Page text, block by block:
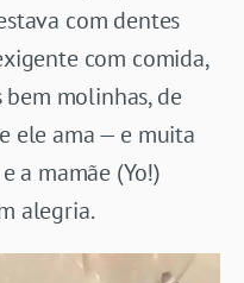
com dentes
com comida,
molinhas, de
ele ama — e muita
a mamãe (Yo!)
alegria.